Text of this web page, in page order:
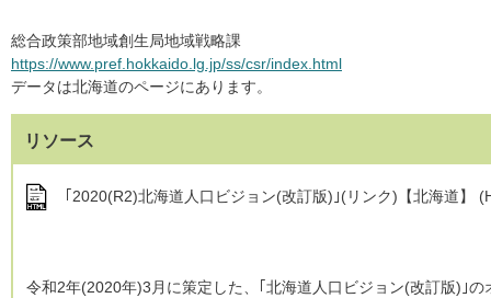
総合政策部地域創生局地域戦略課
https://www.pref.hokkaido.lg.jp/ss/csr/index.html
データは北海道のページにあります。
リソース
｢2020(R2)北海道人口ビジョン(改訂版)｣(リンク)【北海道】
令和2年(2020年)3月に策定した、｢北海道人口ビジョン(改訂版)｣の